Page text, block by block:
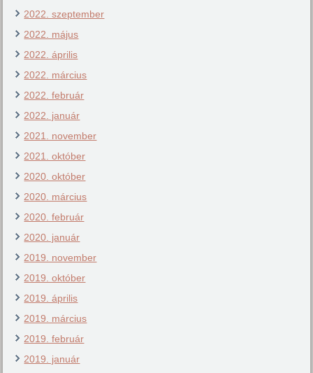
2022. szeptember
2022. május
2022. április
2022. március
2022. február
2022. január
2021. november
2021. október
2020. október
2020. március
2020. február
2020. január
2019. november
2019. október
2019. április
2019. március
2019. február
2019. január